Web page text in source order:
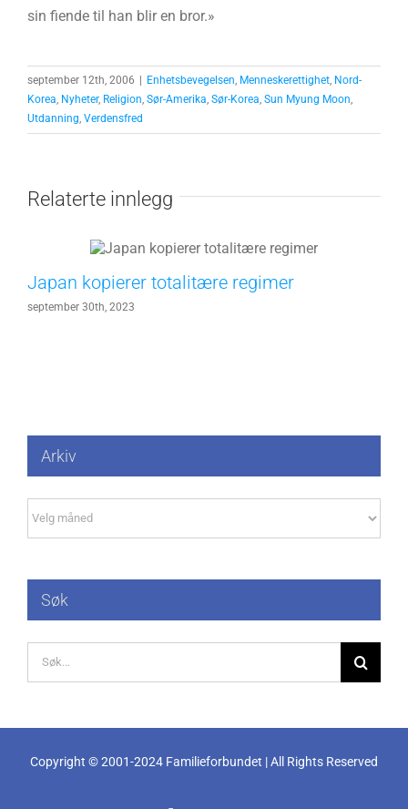
sin fiende til han blir en bror.»
september 12th, 2006 | Enhetsbevegelsen Menneskerettighet Nord-
Korea Nyheter, Religion Sør-Amerika Sør-Korea Sun Myung Moon
Utdanning Verdensfred
Relaterte innlegg
Japan kopierer totalitære regimer
september 30th, 2023
Arkiv
Arkiv
Søk
Søk
etter:
Copyright © 2001-2024 Familieforbundet | All Rights Reserved